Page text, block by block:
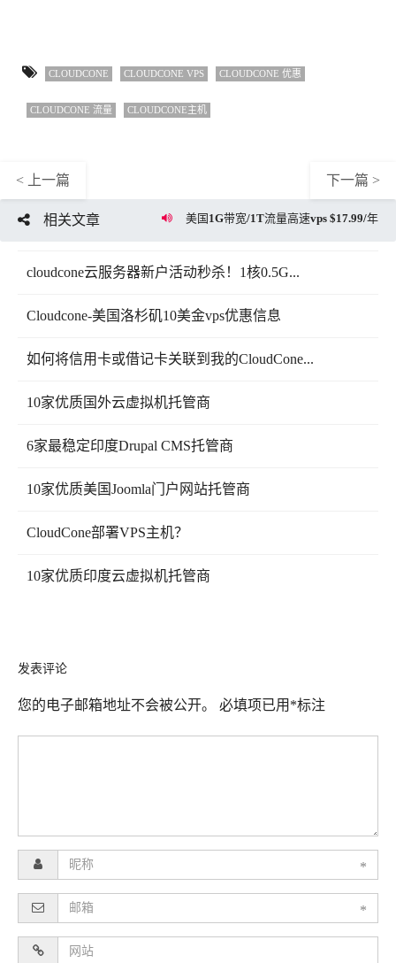
CLOUDCONE CLOUDCONE VPS CLOUDCONE 优惠
CLOUDCONE 流量 CLOUDCONE主机
< 上一篇 下一篇 >
相关文章 美国1G带宽/1T流量高速vps $17.99/年
cloudcone云服务器新户活动秒杀！1核0.5G...
Cloudcone-美国洛杉矶10美金vps优惠信息
如何将信用卡或借记卡关联到我的CloudCone...
10家优质国外云虚拟机托管商
6家最稳定印度Drupal CMS托管商
10家优质美国Joomla门户网站托管商
CloudCone部署VPS主机？
10家优质印度云虚拟机托管商
发表评论
您的电子邮箱地址不会被公开。 必填项已用 *标注
*
*